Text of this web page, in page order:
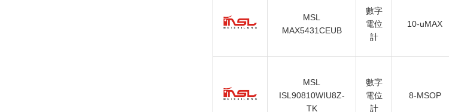
MSL
MAX5431CEUB
數字
電位
計
10-uMAX
MSL
ISL90810WIU8Z-
TK
數字
電位
計
8-MSOP